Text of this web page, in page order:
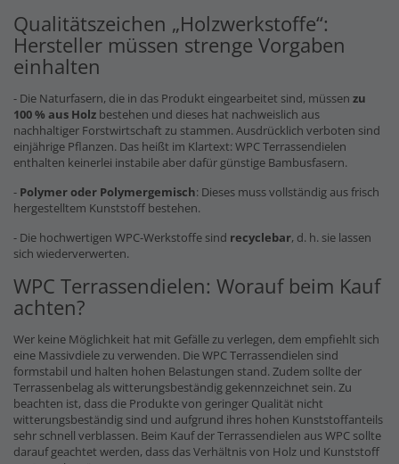
Qualitätszeichen „Holzwerkstoffe“:
Hersteller müssen strenge Vorgaben
einhalten
- Die Naturfasern, die in das Produkt eingearbeitet sind, müssen zu
100 % aus Holz bestehen und dieses hat nachweislich aus
nachhaltiger Forstwirtschaft zu stammen. Ausdrücklich verboten sind
einjährige Pflanzen. Das heißt im Klartext: WPC Terrassendielen
enthalten keinerlei instabile aber dafür günstige Bambusfasern.
- Polymer oder Polymergemisch: Dieses muss vollständig aus frisch
hergestelltem Kunststoff bestehen.
- Die hochwertigen WPC-Werkstoffe sind recyclebar, d. h. sie lassen
sich wiederverwerten.
WPC Terrassendielen: Worauf beim Kauf
achten?
Wer keine Möglichkeit hat mit Gefälle zu verlegen, dem empfiehlt sich
eine Massivdiele zu verwenden. Die WPC Terrassendielen sind
formstabil und halten hohen Belastungen stand. Zudem sollte der
Terrassenbelag als witterungsbeständig gekennzeichnet sein. Zu
beachten ist, dass die Produkte von geringer Qualität nicht
witterungsbeständig sind und aufgrund ihres hohen Kunststoffanteils
sehr schnell verblassen. Beim Kauf der Terrassendielen aus WPC sollte
darauf geachtet werden, dass das Verhältnis von Holz und Kunststoff